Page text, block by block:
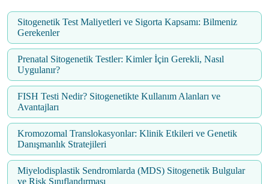
Sitogenetik Test Maliyetleri ve Sigorta Kapsamı: Bilmeniz
Gerekenler
Prenatal Sitogenetik Testler: Kimler İçin Gerekli, Nasıl
Uygulanır?
FISH Testi Nedir? Sitogenetikte Kullanım Alanları ve
Avantajları
Kromozomal Translokasyonlar: Klinik Etkileri ve Genetik
Danışmanlık Stratejileri
Miyelodisplastik Sendromlarda (MDS) Sitogenetik Bulgular
ve Risk Sınıflandırması